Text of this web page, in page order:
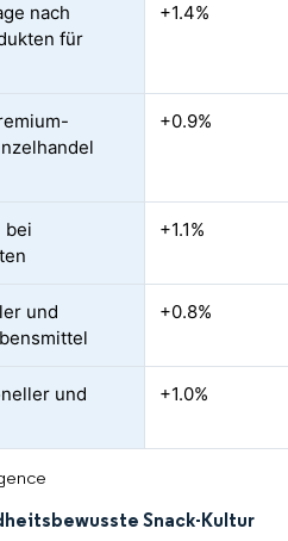
nach
für
+1.4%
+0.9%
bei
+1.1%
und
+0.8%
und
+1.0%
Snack-Kultur